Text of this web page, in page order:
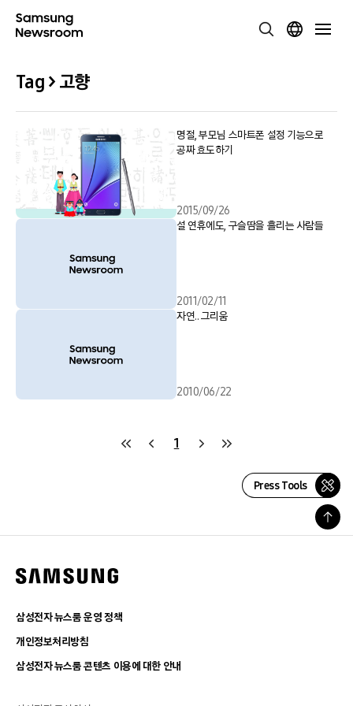
Tag > 고향
명절, 부모님 스마트폰 설정 기능으로
공짜 효도하기
2015/09/26
설 연휴에도, 구슬땀을 흘리는 사람들
2011/02/11
자연.. 그리움
2010/06/22
1
Press Tools
삼성전자 뉴스룸 운영 정책
개인정보처리방침
삼성전자 뉴스룸 콘텐츠 이용에 대한 안내